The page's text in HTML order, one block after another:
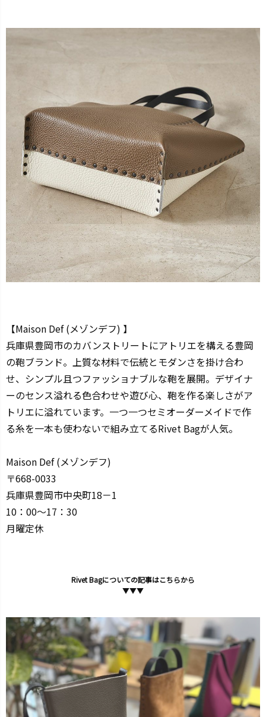
【Maison Def (メゾンデフ) 】
兵庫県豊岡市のカバンストリートにアトリエを構える豊岡
の鞄ブランド。上質な材料で伝統とモダンさを掛け合わ
せ、シンプル且つファッショナブルな鞄を展開。デザイナ
ーのセンス溢れる色合わせや遊び心、鞄を作る楽しさがア
トリエに溢れています。一つ一つセミオーダーメイドで作
る糸を一本も使わないで組み立てるRivet Bagが人気。
Maison Def (メゾンデフ)
〒668-0033
兵庫県豊岡市中央町18－1
10：00～17：30
月曜定休
Rivet Bagについての記事はこちらから
▼▼▼